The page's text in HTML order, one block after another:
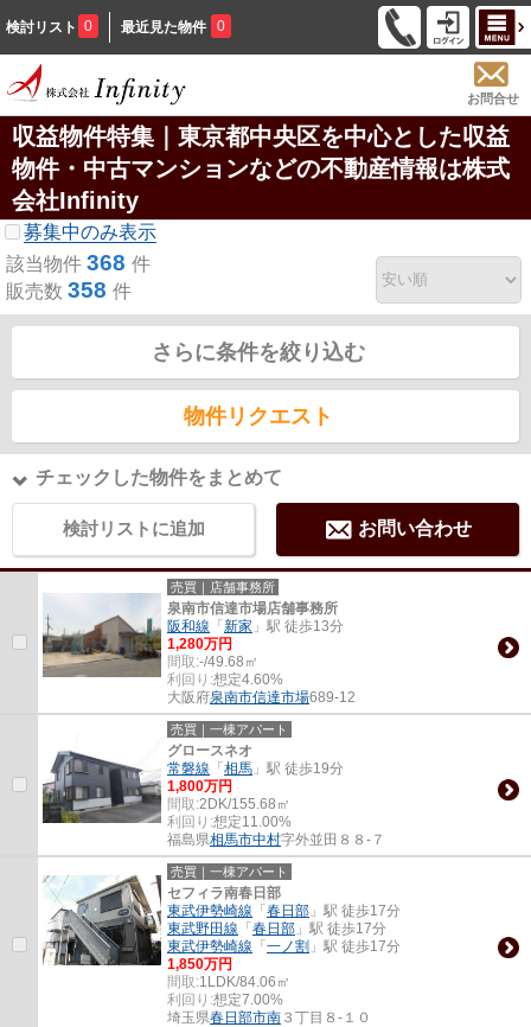
検討リスト 0 最近見た物件 0
お問合せ
収益物件特集｜東京都中央区を中心とした収益
物件・中古マンションなどの不動産情報は株式
会社Infinity
募集中のみ表示
該当物件 368 件
販売数 358 件
さらに条件を絞り込む
物件リクエスト
チェックした物件をまとめて
検討リストに追加 お問い合わせ
売買｜店舗事務所
泉南市信達市場店舗事務所
阪和線 「 新家 」駅 徒歩13分
1,280万円
間取:-/49.68㎡
利回り:想定4.60%
大阪府泉南市信達市場689-12
売買｜一棟アパート
グロースネオ
常磐線 「 相馬 」駅 徒歩19分
1,800万円
間取:2DK/155.68㎡
利回り:想定11.00%
福島県相馬市中村字外並田８８-７
売買｜一棟アパート
セフィラ南春日部
東武伊勢崎線 「 春日部 」駅 徒歩17分
東武野田線 「 春日部 」駅 徒歩17分
東武伊勢崎線 「 一ノ割 」駅 徒歩17分
1,850万円
間取:1LDK/84.06㎡
利回り:想定7.00%
埼玉県春日部市南 ３丁目８-１０